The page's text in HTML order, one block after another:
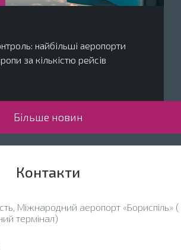
найбільші аеропорти
за кількістю рейсів
Більше новин
Контакти
Міжнародний аеропорт «Бориспіль» (
термінал)